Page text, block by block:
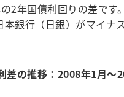
2年国債利回りの差で
銀行（日銀）がマイ
の推移：2008年1月～